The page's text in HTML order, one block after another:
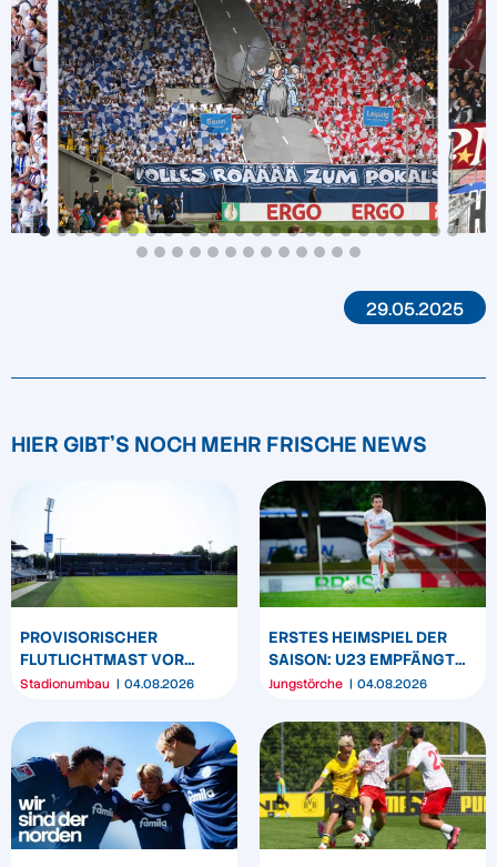
29.05.2025
HIER GIBT'S NOCH MEHR FRISCHE NEWS
PROVISORISCHER
FLUTLICHTMAST VOR
WESTTRIBÜNE WIRD
Stadionumbau 04.08.2026
ERSTES HEIMSPIEL DER
SAISON: U23 EMPFÄNGT
HEIDER SV
Jungstörche 04.08.2026